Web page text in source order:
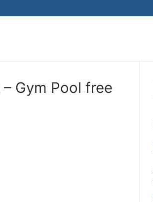
Gym Pool free